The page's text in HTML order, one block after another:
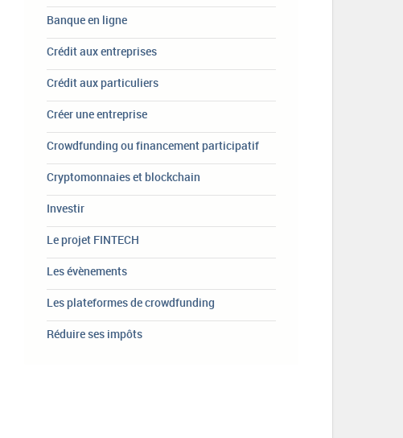
Banque en ligne
Crédit aux entreprises
Crédit aux particuliers
Créer une entreprise
Crowdfunding ou financement participatif
Cryptomonnaies et blockchain
Investir
Le projet FINTECH
Les évènements
Les plateformes de crowdfunding
Réduire ses impôts